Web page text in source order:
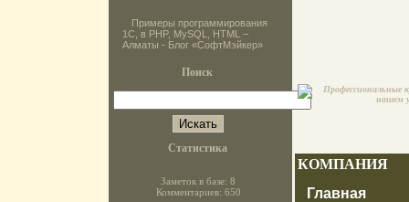
Примеры программирования
1С, в PHP, MySQL, HTML –
Алматы - Блог «СофтМэйкер»
Поиск
Статистика
Заметок в базе: 8
Комментариев: 650
КОМПАНИЯ
Главная